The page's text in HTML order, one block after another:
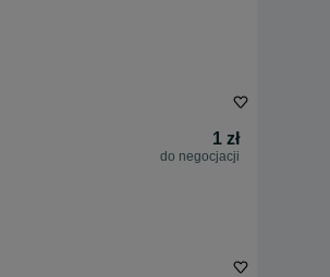
1 zł
do negocjacji